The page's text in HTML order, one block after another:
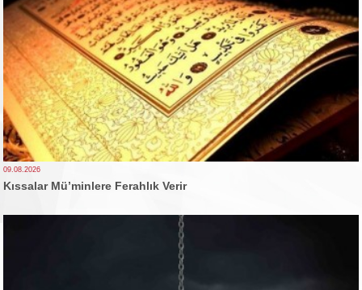
09.08.2026
Kıssalar Mü’minlere Ferahlık Verir